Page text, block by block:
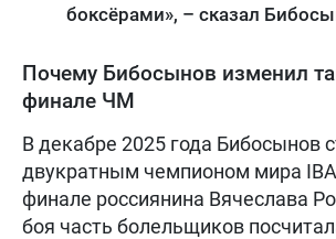
боксёрами», – сказал
Почему Бибосынов изменил
финале ЧМ
В декабре 2025 года Бибосынов
двукратным чемпионом мира
финале россиянина Вячеслава
боя часть болельщиков